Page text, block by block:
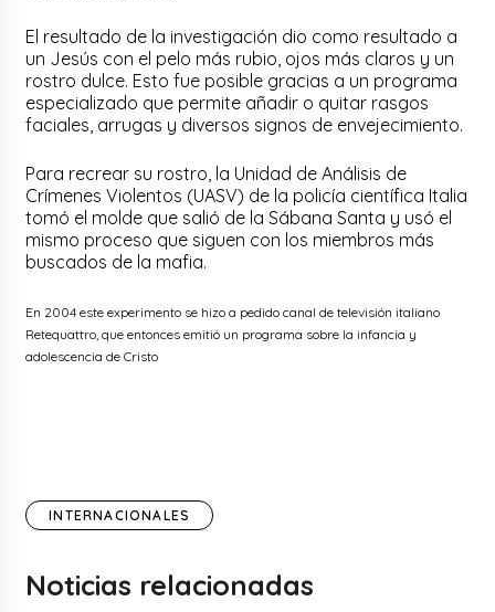
El resultado de la investigación dio como resultado a
un Jesús con el pelo más rubio, ojos más claros y un
rostro dulce. Esto fue posible gracias a un programa
especializado que permite añadir o quitar rasgos
faciales, arrugas y diversos signos de envejecimiento.
Para recrear su rostro, la Unidad de Análisis de
Crímenes Violentos (UASV) de la policía científica Italia
tomó el molde que salió de la Sábana Santa y usó el
mismo proceso que siguen con los miembros más
buscados de la mafia.
En 2004 este experimento se hizo a pedido canal de televisión italiano
Retequattro, que entonces emitió un programa sobre la infancia y
adolescencia de Cristo
INTERNACIONALES
Noticias relacionadas